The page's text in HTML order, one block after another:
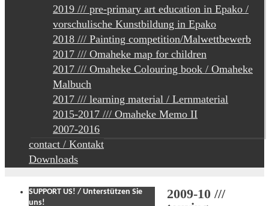
2019 /// pre-primary art education in Epako /
vorschulische Kunstbildung in Epako
2018 /// Painting competition/Malwettbewerb
2017 /// Omaheke map for children
2017 /// Omaheke Colouring book / Omaheke
Malbuch
2017 /// learning material / Lernmaterial
2015-2017 /// Omaheke Memo II
2007-2016
contact / Kontakt
Downloads
2009-10 ///
SUPPORT US! / Unterstützen Sie
uns!